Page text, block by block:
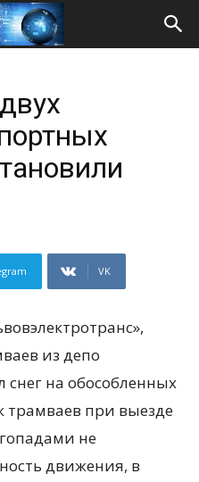
VK
из депо
снег на обособленных
трамваев при выезде
не
движения, в